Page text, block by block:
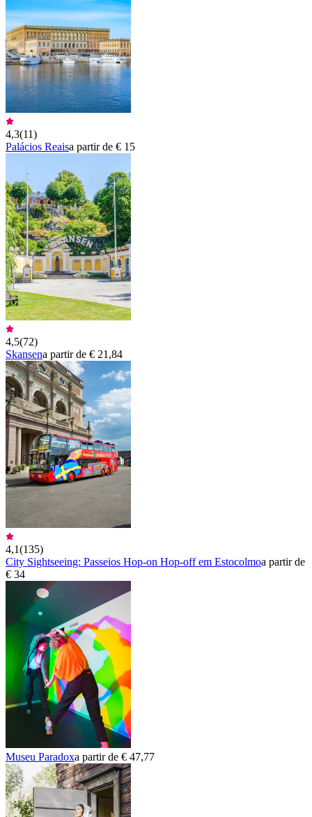
4,3(11)
Palácios Reaisa partir de € 15
4,5(72)
Skansena partir de € 21,84
4,1(135)
City Sightseeing: Passeios Hop-on Hop-off em Estocolmoa partir de
€ 34
Museu Paradoxa partir de € 47,77